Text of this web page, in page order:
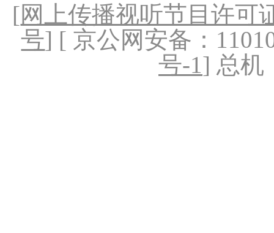
[网上传播视听节目许可
号] [ 京公网安备：
号-1] 总机